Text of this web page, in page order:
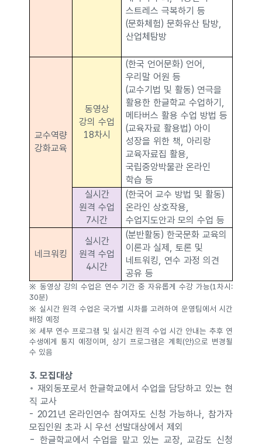
스트레스 극복하기 등
(문화체험) 문화유산 탐방,
산업체탐방
교수역량
강화교육
동영상
강의 수업
18차시
(한국 언어문화) 언어,
우리말 어원 등
(교수기법 및 활동) 연극을
활용한 한글학교 수업하기,
메타버스 활용 수업 방법 등
(교육자료 활용법) 아이
성장을 위한 책, 아리랑
교육자료집 활용,
국립중앙박물관 온라인
학습 등
실시간
원격 수업
7시간
(한국어 교수 방법 및 활동)
온라인 상호작용,
수업지도안과 모의 수업 등
네크워킹
실시간
원격 수업
4시간
(분반활동) 한국문화 교육의
이론과 실제, 토론 및
네트워킹, 연수 과정 의견
공유 등
※ 동영상 강의 수업은 연수 기간 중 자유롭게 수강 가능(1차시:
30분)
※ 실시간 원격 수업은 국가별 시차를 고려하여 운영팀에서 시간
배정 예정
※ 세부 연수 프로그램 및 실시간 원격 수업 시간 안내는 추후 연
수생에게 통지 예정이며, 상기 프로그램은 계획(안)으로 변경될
수 있음
3. 모집대상
◦ 재외동포로서 한글학교에서 수업을 담당하고 있는 현
직 교사
- 2021년 온라인연수 참여자도 신청 가능하나, 참가자
모집인원 초과 시 우선 선발대상에서 제외
- 한글학교에서 수업을 맡고 있는 교장, 교감도 신청